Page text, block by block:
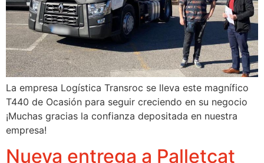
La empresa Logística Transroc se lleva este magnífico
T440 de Ocasión para seguir creciendo en su negocio
¡Muchas gracias la confianza depositada en nuestra
empresa!
Nueva entrega a Palletcat